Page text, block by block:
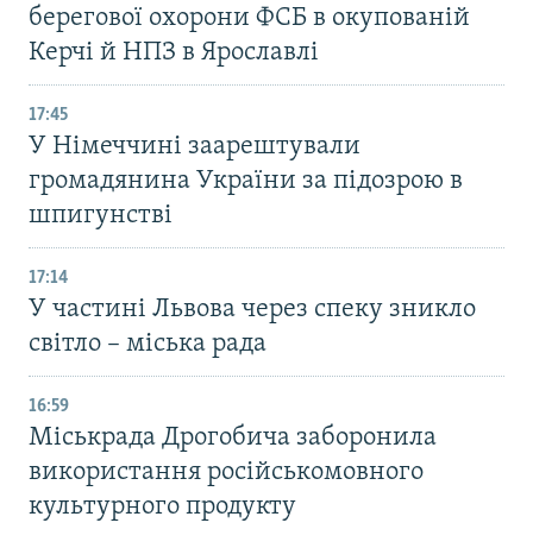
берегової охорони ФСБ в окупованій
Керчі й НПЗ в Ярославлі
17:45
У Німеччині заарештували
громадянина України за підозрою в
шпигунстві
17:14
У частині Львова через спеку зникло
світло – міська рада
16:59
Міськрада Дрогобича заборонила
використання російськомовного
культурного продукту